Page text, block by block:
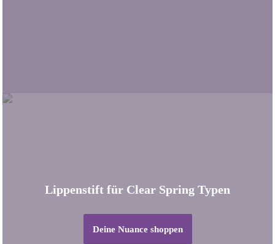
Lippenstift für Clear Spring Typen
Deine Nuance shoppen